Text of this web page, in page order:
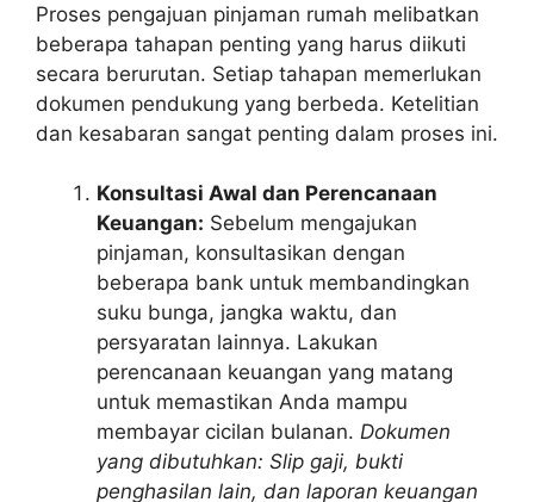
Proses pengajuan pinjaman rumah melibatkan
beberapa tahapan penting yang harus diikuti
secara berurutan. Setiap tahapan memerlukan
dokumen pendukung yang berbeda. Ketelitian
dan kesabaran sangat penting dalam proses ini.
Konsultasi Awal dan Perencanaan
Keuangan: Sebelum mengajukan
pinjaman, konsultasikan dengan
beberapa bank untuk membandingkan
suku bunga, jangka waktu, dan
persyaratan lainnya. Lakukan
perencanaan keuangan yang matang
untuk memastikan Anda mampu
membayar cicilan bulanan. Dokumen
yang dibutuhkan: Slip gaji, bukti
penghasilan lain, dan laporan keuangan